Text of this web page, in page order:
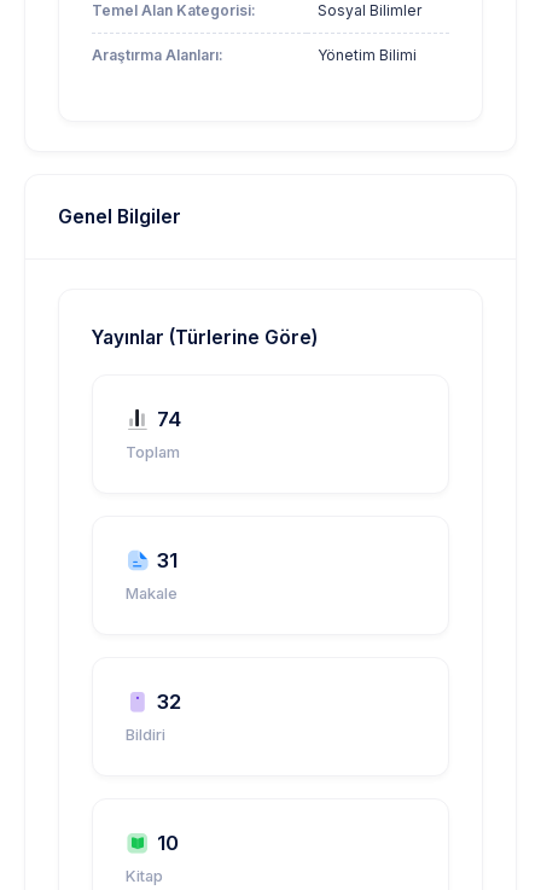
Temel Alan Kategorisi: Sosyal Bilimler
Araştırma Alanları: Yönetim Bilimi
Genel Bilgiler
Yayınlar (Türlerine Göre)
74
Toplam
31
Makale
32
Bildiri
10
Kitap